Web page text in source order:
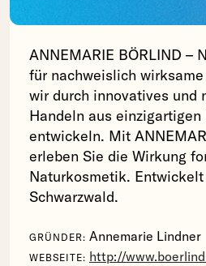
ANNEMARIE BÖRLIND –
für nachweislich
wir durch innovatives und
Handeln aus einzigartigen
entwickeln. Mit
erleben Sie die Wirkung
Naturkosmetik.
Schwarzwald.
GRÜNDER: Annemarie Lindner
WEBSEITE: http://